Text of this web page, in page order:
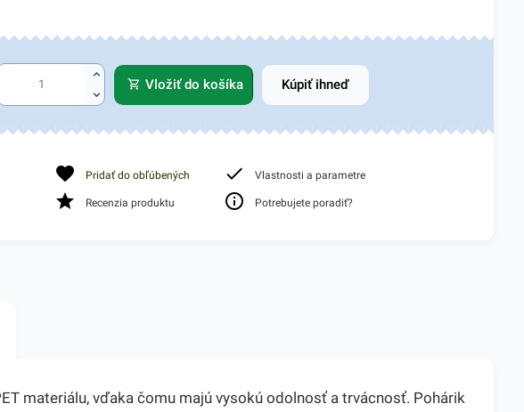
Vložiť do košíka Kúpiť ihneď
Pridať do obľúbených Vlastnosti a parametre
Recenzia produktu Potrebujete poradiť?
materiálu, vďaka čomu majú vysokú odolnosť a trvácnosť. Pohárik